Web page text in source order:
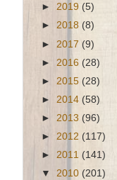
► 2019 (5)
► 2018 (8)
► 2017 (9)
► 2016 (28)
► 2015 (28)
► 2014 (58)
► 2013 (96)
► 2012 (117)
► 2011 (141)
▼ 2010 (201)